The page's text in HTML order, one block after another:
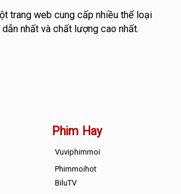
trang web cung cấp nhiều thể loại
nhất và chất lượng cao nhất.
Phim Hay
Vuviphimmoi
Phimmoihot
BiluTV